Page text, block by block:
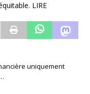
LIRE
uniquement